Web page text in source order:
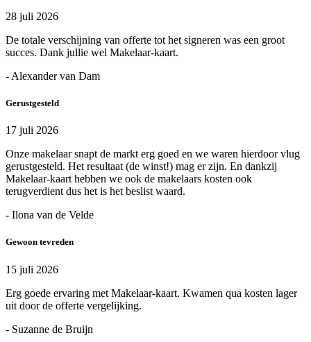
28 juli 2026
De totale verschijning van offerte tot het signeren was een groot
succes. Dank jullie wel Makelaar-kaart.
- Alexander van Dam
Gerustgesteld
17 juli 2026
Onze makelaar snapt de markt erg goed en we waren hierdoor vlug
gerustgesteld. Het resultaat (de winst!) mag er zijn. En dankzij
Makelaar-kaart hebben we ook de makelaars kosten ook
terugverdient dus het is het beslist waard.
- Ilona van de Velde
Gewoon tevreden
15 juli 2026
Erg goede ervaring met Makelaar-kaart. Kwamen qua kosten lager
uit door de offerte vergelijking.
- Suzanne de Bruijn